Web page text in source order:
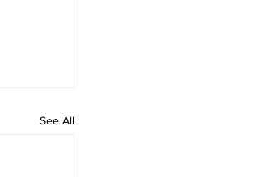
See All